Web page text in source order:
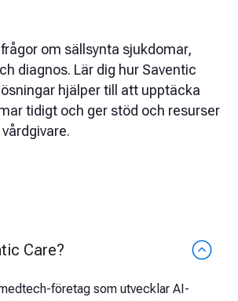
om sällsynta sjukdomar,
diagnos. Lär dig hur Saventic
hjälper till att upptäcka
tidigt och ger stöd och resurser
Care?
företag som utvecklar AI-